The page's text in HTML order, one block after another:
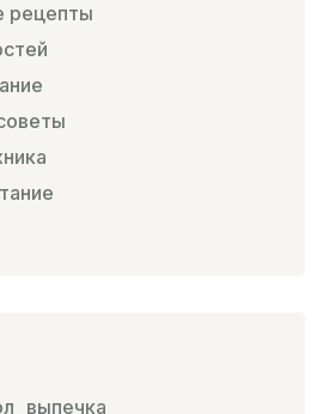
рецепты
выпечка